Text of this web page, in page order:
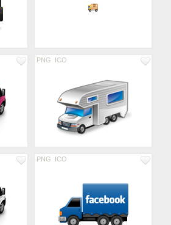
PNG ICO
PNG ICO